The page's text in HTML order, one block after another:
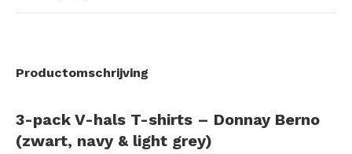
Productomschrijving
3-pack V-hals T-shirts – Donnay Berno
(zwart, navy & light grey)